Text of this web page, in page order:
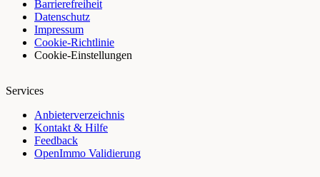
Barrierefreiheit
Datenschutz
Impressum
Cookie-Richtlinie
Cookie-Einstellungen
Services
Anbieterverzeichnis
Kontakt & Hilfe
Feedback
OpenImmo Validierung